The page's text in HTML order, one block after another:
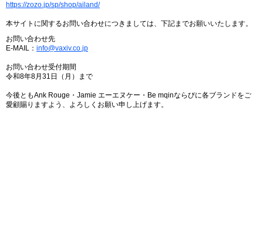
https://zozo.jp/sp/shop/ailand/
本サイトに関するお問い合わせにつきましては、下記までお願いいたします。
お問い合わせ先
E-MAIL： info@vaxiv.co.jp
お問い合わせ受付期間
令和8年8月31日（月）まで
今後ともAnk Rouge・Jamie エーエヌケー・Be mqinならびに各ブランドをご
愛顧賜りますよう、よろしくお願い申し上げます。